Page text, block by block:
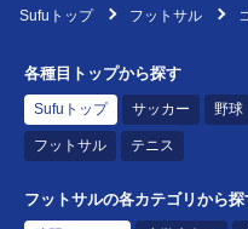
Sufuトップ フットサル
各種目トップから探す
Sufuトップ サッカー 野球
フットサル テニス
フットサルの各カテゴリから探